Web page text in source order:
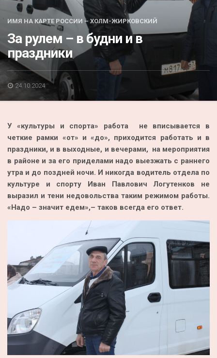
Акция
К 70-летию районного Дома культуры
Конкурс
Люди родного края
Национальные проекты
Перепись — 2020
ИМЯ НА КАРТЕ РОССИИ – ХОЛМ-ЖИРКОВСКИЙ
За рулем – в будни и в
праздники
24.10.2024
У «культуры и спорта» работа не вписывается в
четкие рамки «от» и «до», приходится работать и в
праздники, и в выходные, и вечерами, на мероприятия
в районе и за его приделами надо выезжать с раннего
утра и до поздней ночи. И никогда водитель отдела по
культуре и спорту Иван Павлович Логутенков не
выразил и тени недовольства таким режимом работы.
«Надо – значит едем»,– таков всегда его ответ.